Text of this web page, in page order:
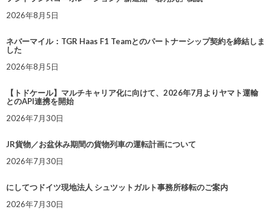
2026年8月5日
ネバーマイル：TGR Haas F1 Teamとのパートナーシップ契約を締結しま
した
2026年8月5日
【トドケール】マルチキャリア化に向けて、2026年7月よりヤマト運輸
とのAPI連携を開始
2026年7月30日
JR貨物／お盆休み期間の貨物列車の運転計画について
2026年7月30日
にしてつドイツ現地法人 シュツットガルト事務所移転のご案内
2026年7月30日